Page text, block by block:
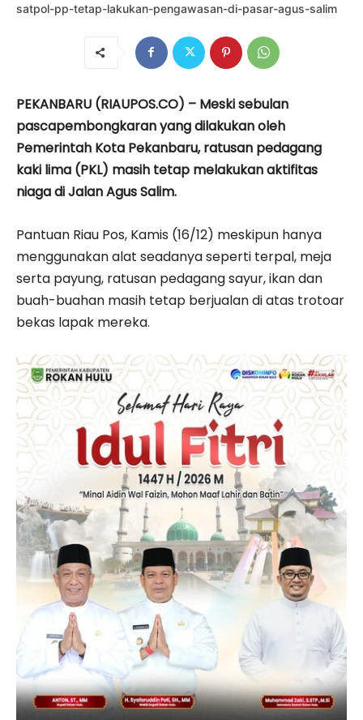
satpol-pp-tetap-lakukan-pengawasan-di-pasar-agus-salim
PEKANBARU (RIAUPOS.CO) – Meski sebulan
pascapembongkaran yang dilakukan oleh
Pemerintah Kota Pekanbaru, ratusan pedagang
kaki lima (PKL) masih tetap melakukan aktifitas
niaga di Jalan Agus Salim.
Pantuan Riau Pos, Kamis (16/12) meskipun hanya
menggunakan alat seadanya seperti terpal, meja
serta payung, ratusan pedagang sayur, ikan dan
buah-buahan masih tetap berjualan di atas trotoar
bekas lapak mereka.